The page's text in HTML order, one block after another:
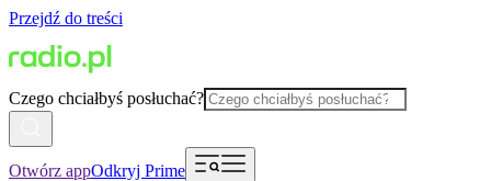
Przejdź do treści
Czego chciałbyś posłuchać?
Otwórz appOdkryj Prime